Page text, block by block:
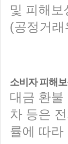
및 피해보
(공정거
소비자 피해
대금 환불
차 등은
률에 따라